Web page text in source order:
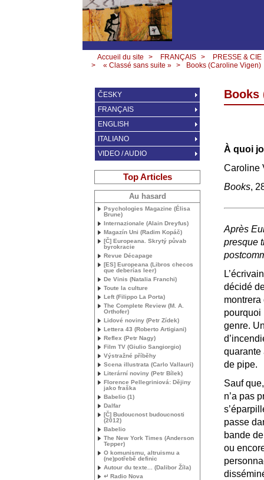
Accueil du site > FRANÇAIS >
PRESSE & CIE
>
« Classé sans suite » > Books (Caroline Vigen)
Books
À quoi
Caroline
Books,
Après
presque
décidé
genre.
quarante
de pipe.
Sauf
n’a pas
passe
bande
ou
ČESKY
FRANÇAIS
ENGLISH
ITALIANO
VIDEO / AUDIO
Top Articles
Au hasard
Psychologies Magazine (Élisa
Brune)
Internazionale (Alain Dreyfus)
Magazín Uni (Radim Kopáč)
[Č] Europeana. Skrytý půvab
byrokracie
Revue Décapage
[ES] Europeana (Libros checos
que deberías leer)
De Vinis (Natalia Franchi)
Toute la culture
Left (Filippo La Porta)
The Complete Review (M. A.
Orthofer)
Lidové noviny (Petr Zídek)
Lettera 43 (Roberto Artigiani)
Reflex (Petr Nagy)
Film TV (Giulio Sangiorgio)
Výstražné příběhy
Scena illustrata (Carlo Vallauri)
Literární noviny (Petr Bílek)
Florence Pellegriniová: Dějiny
jako fraška
Babelio (1)
Dalfar
[Č] Budoucnost budoucnosti
(2012)
Babelio
The New York Times (Anderson
Tepper)
O komunismu, altruismu a
(ne)potřebě definic
Autour du texte... (Dalibor Žíla)
↵ Radio Nova